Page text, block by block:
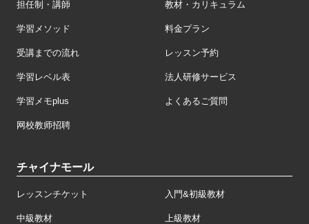
担任制・講師 教材・カリキュラム
学習メソッド 料金プラン
受講までの流れ レッスン予約
学習レベル表 法人研修サービス
学習メモplus よくあるご質問
网校教师招聘
チャイナモール
レッスンチケット 入門&初級教材
中級教材 上級教材